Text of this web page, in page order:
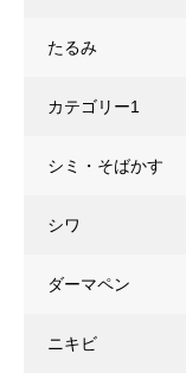
たるみ
カテゴリー1
シミ・そばかす
シワ
ダーマペン
ニキビ